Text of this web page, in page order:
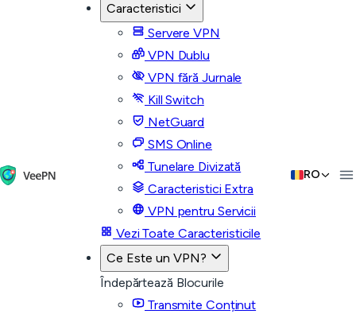
Caracteristici
Servere VPN
VPN Dublu
VPN fără Jurnale
Kill Switch
NetGuard
SMS Online
Tunelare Divizată
Caracteristici Extra
VPN pentru Servicii
Vezi Toate Caracteristicile
Ce Este un VPN?
Îndepărtează Blocurile
Transmite Conținut
RO